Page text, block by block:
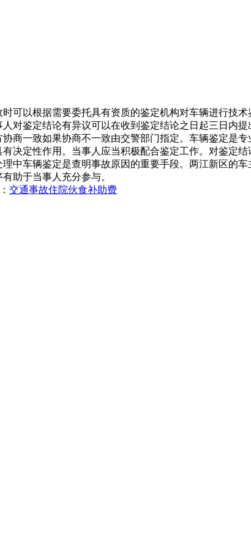
可以根据需要委托具有资质的鉴定机构对车辆进行技术
对鉴定结论有异议可以在收到鉴定结论之日起三日内
商一致如果协商不一致由交警部门指定。车辆鉴定是专
决定性作用。当事人应当积极配合鉴定工作。对鉴定
中车辆鉴定是查明事故原因的重要手段。两江新区的
助于当事人充分参与。
交通事故住院伙食补助费